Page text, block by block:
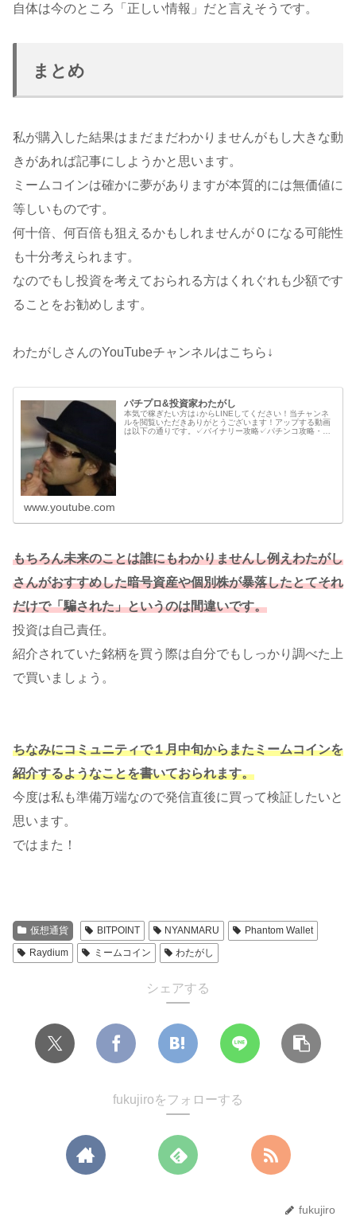
自体は今のところ「正しい情報」だと言えそうです。
まとめ
私が購入した結果はまだまだわかりませんがもし大きな動
きがあれば記事にしようかと思います。
ミームコインは確かに夢がありますが本質的には無価値に
等しいものです。
何十倍、何百倍も狙えるかもしれませんが０になる可能性
も十分考えられます。
なのでもし投資を考えておられる方はくれぐれも少額です
ることをお勧めします。
わたがしさんのYouTubeチャンネルはこちら↓
パチプロ&投資家わたがし
本気で稼ぎたい方は↓からLINEしてください！当チャンネ
ルを閲覧いただきありがとうございます！アップする動画
は以下の通りです。✓バイナリー攻略✓パチンコ攻略・速
www.youtube.com
もちろん未来のことは誰にもわかりませんし例えわたがし
さんがおすすめした暗号資産や個別株が暴落したとてそれ
だけで「騙された」というのは間違いです。
投資は自己責任。
紹介されていた銘柄を買う際は自分でもしっかり調べた上
で買いましょう。
ちなみにコミュニティで１月中旬からまたミームコインを
紹介するようなことを書いておられます。
今度は私も準備万端なので発信直後に買って検証したいと
思います。
ではまた！
仮想通貨 BITPOINT NYANMARU
Phantom Wallet
Raydium
ミームコイン わたがし
シェアする
fukujiroをフォローする
fukujiro